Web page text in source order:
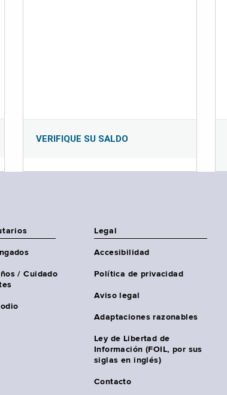
VERIFIQUE SU SALDO
/ Cuidado
Legal
Accesibilidad
Política de privacidad
Aviso legal
Adaptaciones razonables
Ley de Libertad de
Información (FOIL, por sus
siglas en inglés)
Contacto